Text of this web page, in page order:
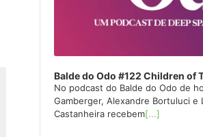
Balde do Odo #122 Children of
No podcast do Balde do Odo de
Gamberger, Alexandre Bortuluci e
Castanheira recebem[...]